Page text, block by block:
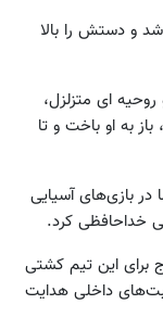
شد و دستش را بالا
ای متزلزل،
به او باخت و تا
پنجم شد اما در بازی‌های آسیایی
برای این تیم کشتی
رقابت‌های داخلی هدایت